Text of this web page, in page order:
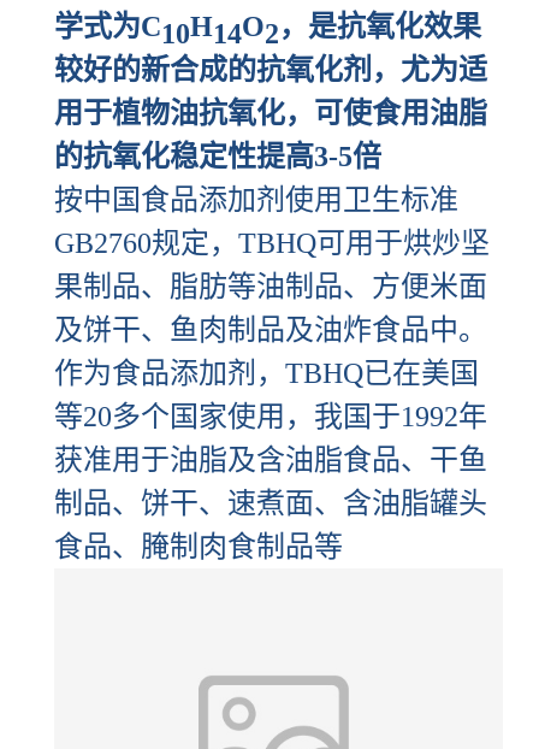
学式为C10H14O2，是抗氧化效果
较好的新合成的抗氧化剂，尤为适
用于植物油抗氧化，可使食用油脂
的抗氧化稳定性提高3-5倍
按中国食品添加剂使用卫生标准
GB2760规定，TBHQ可用于烘炒坚
果制品、脂肪等油制品、方便米面
及饼干、鱼肉制品及油炸食品中。
作为食品添加剂，TBHQ已在美国
等20多个国家使用，我国于1992年
获准用于油脂及含油脂食品、干鱼
制品、饼干、速煮面、含油脂罐头
食品、腌制肉食制品等